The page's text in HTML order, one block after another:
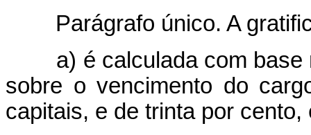
Parágrafo único. A
a) é calculada com base
sobre o vencimento do
capitais, e de trinta por